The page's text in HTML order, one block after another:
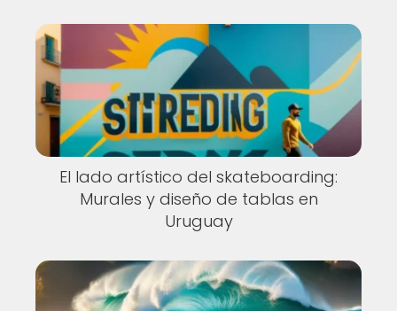
El lado artístico del skateboarding:
Murales y diseño de tablas en
Uruguay